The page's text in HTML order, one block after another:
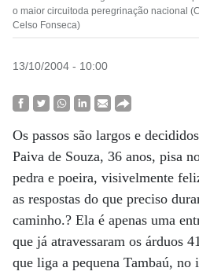
o maior circuitoda peregrinação nacional
Celso Fonseca)
13/10/2004 - 10:00
Os passos são largos e
Paiva de Souza, 36 anos, pisa
pedra e poeira, visivelmente
as respostas do que preciso
caminho.? Ela é apenas uma
que já atravessaram os árduos
que liga a pequena Tambaú, no